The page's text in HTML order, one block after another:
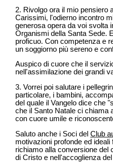
2. Rivolgo ora il mio pensiero
Carissimi, l'odierno incontro
generosa opera da voi svolta
Organismi della Santa Sede.
proficuo. Con competenza e
un soggiorno più sereno e
Auspico di cuore che il
nell'assimilazione dei grandi
3. Vorrei poi salutare i
particolare, i bambini,
del quale il Vangelo dice che
che il Santo Natale ci chiama
con cuore umile e
Saluto anche i Soci del Club
motivazioni profonde ed
richiamo alla conversione del
di Cristo e nell'accoglienza